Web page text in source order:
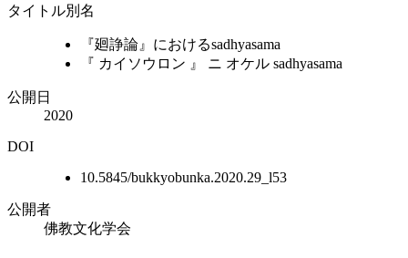
タイトル別名
『廻諍論』におけるsadhyasama
『 カイソウロン 』 ニ オケル sadhyasama
公開日
2020
DOI
10.5845/bukkyobunka.2020.29_l53
公開者
佛教文化学会